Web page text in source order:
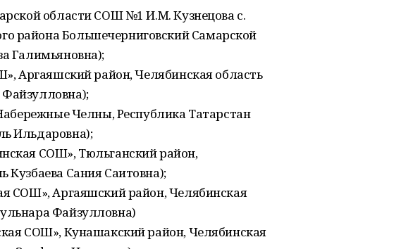
области СОШ №1 И.М. Кузнецова с.
района Большечерниговский Самарской
Галимьяновна);
Аргаяшский район, Челябинская область
Челны, Республика Татарстан
Ильдаровна);
СОШ», Тюльганский район,
Кузбаева Сания Саитовна);
СОШ», Аргаяшский район, Челябинская
Файзулловна)
СОШ», Кунашакский район, Челябинская